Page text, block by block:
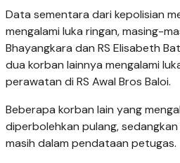
Data sementara dari kepolisian
mengalami luka ringan, masing-
Bhayangkara dan RS Elisabeth
dua korban lainnya mengalami
perawatan di RS Awal Bros Baloi.
Beberapa korban lain yang
diperbolehkan pulang,
masih dalam pendataan petugas.